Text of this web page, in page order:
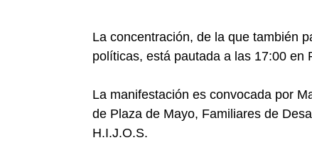
La concentración, de la que también
políticas, está pautada a las 17:00 en
La manifestación es convocada por
de Plaza de Mayo, Familiares de
H.I.J.O.S.